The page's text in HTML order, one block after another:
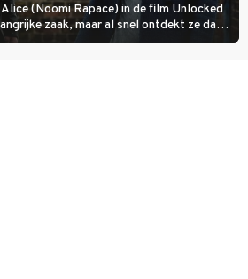
(Noomi Rapace) in de film Unlocked
zaak, maar al snel ontdekt ze dat
kwade bedoelingen heeft.